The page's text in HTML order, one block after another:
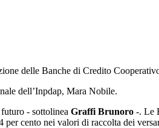
delle Banche di Credito
dell’Inpdap, Mara Nobile.
- sottolinea Graffi Brunoro -. Le
cento nei valori di raccolta dei